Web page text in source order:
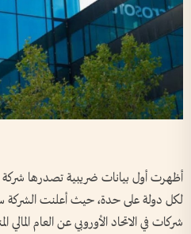
أظهرت أول بيانات ضريبية تصدرها شركة